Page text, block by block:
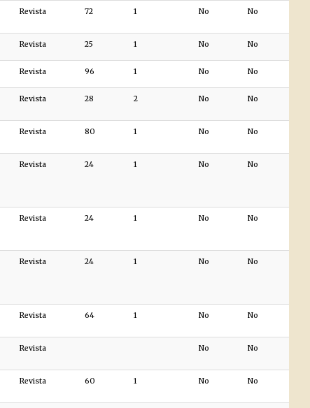
Revista 72 1 No No
Revista 25 1 No No
Revista 96 1 No No
Revista 28 2 No No
Revista 80 1 No No
Revista 24 1 No No
Revista 24 1 No No
Revista 24 1 No No
Revista 64 1 No No
Revista No No
Revista 60 1 No No